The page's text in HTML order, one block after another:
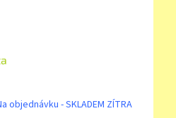
objednávku - SKLADEM ZÍTRA